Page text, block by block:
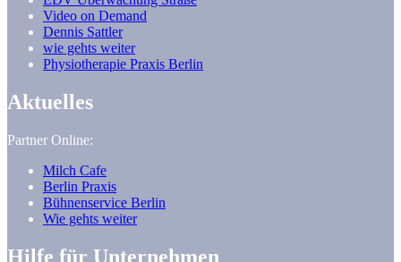
Video on Demand
Dennis Sattler
wie gehts weiter
Physiotherapie Praxis Berlin
Aktuelles
Partner Online:
Milch Cafe
Berlin Praxis
Bühnenservice Berlin
Wie gehts weiter
Hilfe für Unternehmen